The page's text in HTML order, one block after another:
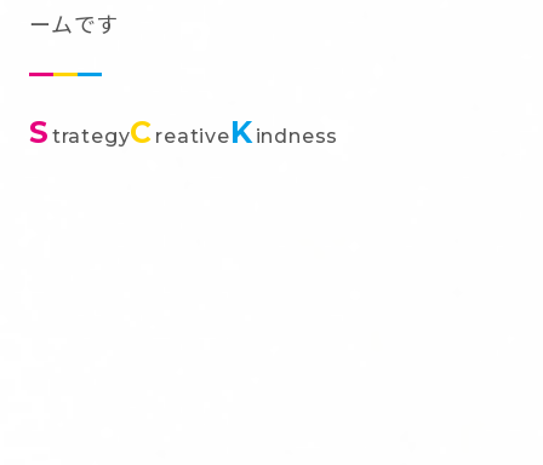
ームです
S trategyC reativeKindness